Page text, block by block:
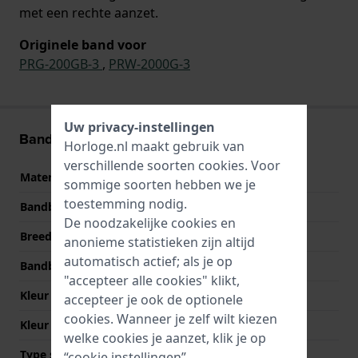
met een rechte aanzet.
Originele band voor
PRG-200GB-3 , PRW-2000G-3
Band informatie
Materiaal Band
Textiel en leer
Bandbreedte
22 mm
Breedte bandaanzet
22 mm
Bandbreedte bij sluiting
20 mm
Kleur Band
Zwart
Kleur stiksel
Groen
Type sluiting
Gesp
Uw privacy-instellingen
Horloge.nl maakt gebruik van
verschillende soorten cookies. Voor
sommige soorten hebben we je
toestemming nodig.
De noodzakelijke cookies en
anonieme statistieken zijn altijd
automatisch actief; als je op
"accepteer alle cookies" klikt,
accepteer je ook de optionele
cookies. Wanneer je zelf wilt kiezen
welke cookies je aanzet, klik je op